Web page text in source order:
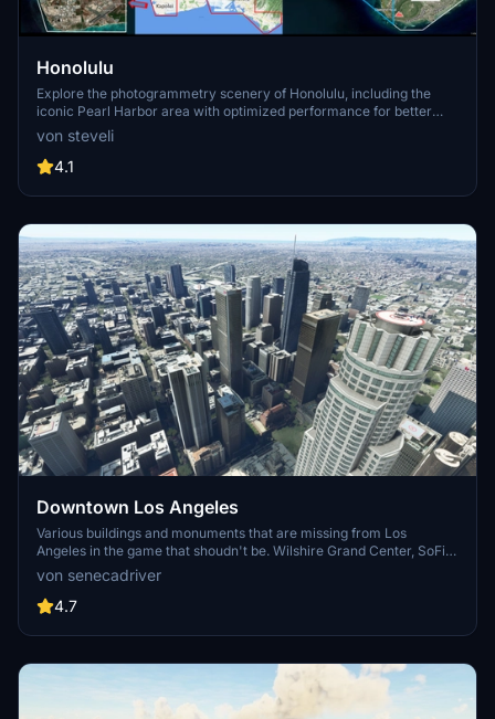
Honolulu
Explore the photogrammetry scenery of Honolulu, including the
iconic Pearl Harbor area with optimized performance for better
FPS. Discover Waikiki, Honolulu downtown, and more with this
detailed addon. Enhance your experience by adding free mods for
carriers, battleships, and military airplanes in Pearl Harbor and
enjoy this mod.
von steveli
4.1
Downtown Los Angeles
Various buildings and monuments that are missing from Los
Angeles in the game that shoudn't be. Wilshire Grand Center, SoFi
Stadium, 801 S Grand, 825 S Hill, 888 S Hope, 1000 Grand, Apex the
One, Atelier, Aven Apartments, Metropolis Towers, Level Los
Angeles
von senecadriver
4.7